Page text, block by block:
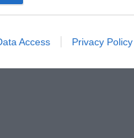
Access Privacy Policy